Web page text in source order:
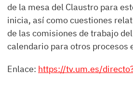
de la mesa del Claustro para
inicia, así como cuestiones
de las comisiones de trabajo
calendario para otros procesos
​​​Enlace: https://tv.um.es/